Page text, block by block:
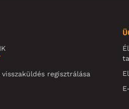
regisztrálása